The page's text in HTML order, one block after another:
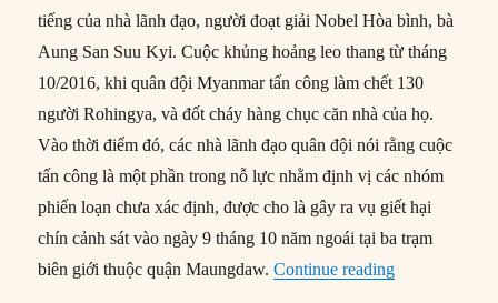
tiếng của nhà lãnh đạo, người đoạt giải Nobel Hòa bình, bà
Aung San Suu Kyi. Cuộc khủng hoảng leo thang từ tháng
10/2016, khi quân đội Myanmar tấn công làm chết 130
người Rohingya, và đốt cháy hàng chục căn nhà của họ.
Vào thời điểm đó, các nhà lãnh đạo quân đội nói rằng cuộc
tấn công là một phần trong nỗ lực nhằm định vị các nhóm
phiến loạn chưa xác định, được cho là gây ra vụ giết hại
chín cảnh sát vào ngày 9 tháng 10 năm ngoái tại ba trạm
biên giới thuộc quận Maungdaw.Continue reading“ASEAN và